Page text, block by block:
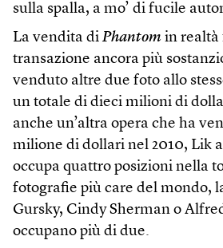
sulla spalla, a mo’ di fucile
La vendita di Phantom in realtà
transazione ancora più
venduto altre due foto allo
un totale di dieci milioni di
anche un’altra opera che ha
milione di dollari nel 2010, Lik
occupa quattro posizioni nella
fotografie più care del mondo,
Gursky, Cindy Sherman o
occupano più di due.